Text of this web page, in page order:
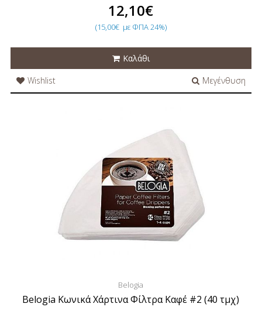
12,10€
(15,00€ με ΦΠΑ 24%)
Καλάθι
Wishlist
Μεγένθυση
Belogia
Belogia Κωνικά Χάρτινα Φίλτρα Καφέ #2 (40 τμχ)